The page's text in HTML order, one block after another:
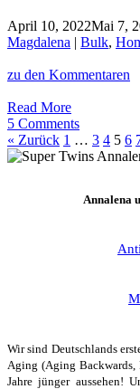
ohne
Reizer
April 10, 2022Mai 7,
Magdalena | Bulk,
zu den Kommentaren
Read MoreGlutenfreie
Ostern:
Saftiger
Orangen-
5 Comments
« Zurück 1 … 3 4 5 6
Annalena
Wir sind Deutschlands
Aging (Aging
Jahre jünger aussehen!